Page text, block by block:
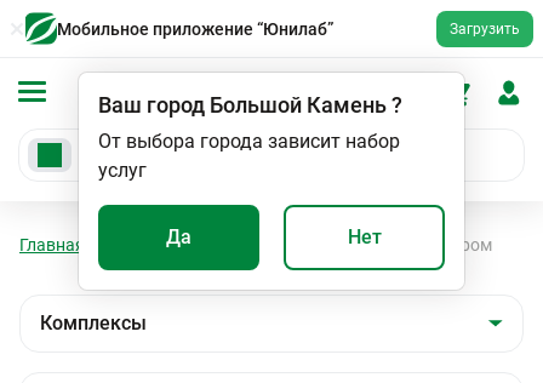
Мобильное приложение “Юнилаб” Загрузить
Ваш город Большой Камень?
От выбора города зависит набор
услуг
Да Нет
Главная Анализы Суставной синдром